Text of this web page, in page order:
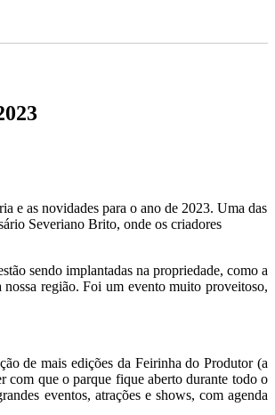
e as novidades para o ano de 2023. Uma das
Severiano Brito, onde os criadores
sendo implantadas na propriedade, como a
região. Foi um evento muito proveitoso,
de mais edições da Feirinha do Produtor (a
com que o parque fique aberto durante todo o
eventos, atrações e shows, com agenda